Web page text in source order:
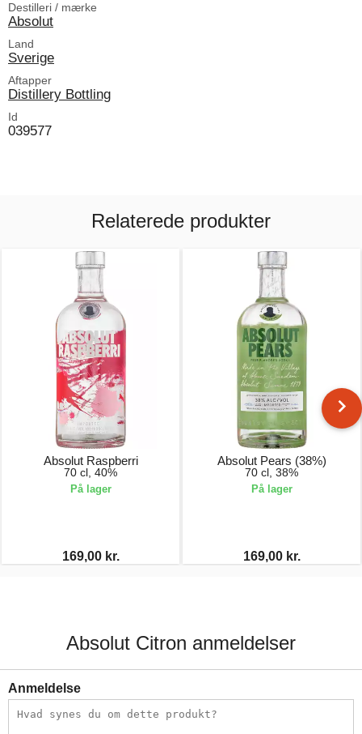
Destilleri / mærke
Absolut
Land
Sverige
Aftapper
Distillery Bottling
Id
039577
Relaterede produkter
Absolut Raspberri
70 cl, 40%
På lager
169,00 kr.
Absolut Pears (38%)
70 cl, 38%
På lager
169,00 kr.
Absolut Citron anmeldelser
Anmeldelse